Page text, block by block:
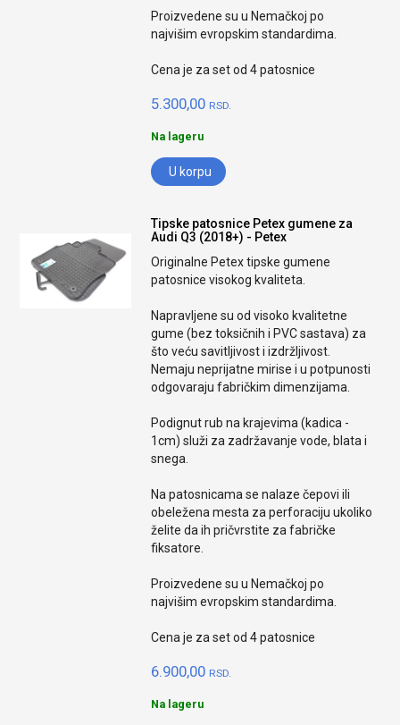
Proizvedene su u Nemačkoj po
najvišim evropskim standardima.
Cena je za set od 4 patosnice
5.300,00 RSD.
Na lageru
U korpu
Tipske patosnice Petex gumene za
Audi Q3 (2018+) - Petex
Originalne Petex tipske gumene
patosnice visokog kvaliteta.
Napravljene su od visoko kvalitetne
gume (bez toksičnih i PVC sastava) za
što veću savitljivost i izdržljivost.
Nemaju neprijatne mirise i u potpunosti
odgovaraju fabričkim dimenzijama.
Podignut rub na krajevima (kadica -
1cm) služi za zadržavanje vode, blata i
snega.
Na patosnicama se nalaze čepovi ili
obeležena mesta za perforaciju ukoliko
želite da ih pričvrstite za fabričke
fiksatore.
Proizvedene su u Nemačkoj po
najvišim evropskim standardima.
Cena je za set od 4 patosnice
6.900,00 RSD.
Na lageru